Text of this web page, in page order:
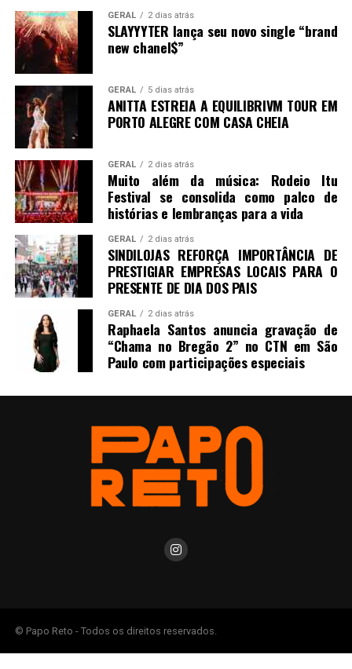
GERAL 2 dias atrás
SLAYYYTER lança seu novo single “brand
new chanel$”
GERAL 5 dias atrás
ANITTA ESTREIA A EQUILIBRIVM TOUR EM
PORTO ALEGRE COM CASA CHEIA
GERAL 2 dias atrás
Muito além da música: Rodeio Itu
Festival se consolida como palco de
histórias e lembranças para a vida
GERAL 2 dias atrás
SINDILOJAS REFORÇA IMPORTÂNCIA DE
PRESTIGIAR EMPRESAS LOCAIS PARA O
PRESENTE DE DIA DOS PAIS
GERAL 2 dias atrás
Raphaela Santos anuncia gravação de
“Chama no Bregão 2” no CTN em São
Paulo com participações especiais
© Papo Reto - Todos os direitos reservados.